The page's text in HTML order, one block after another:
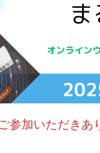
参加いただきあ